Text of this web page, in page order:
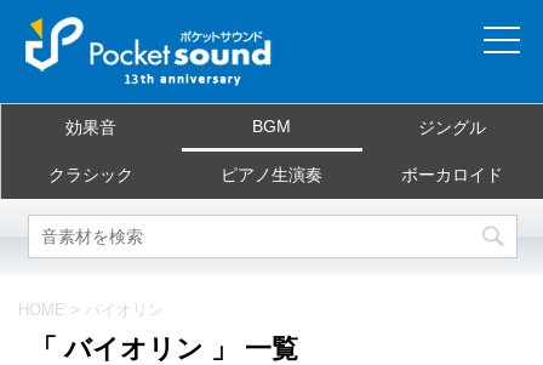
当サイトについて
ご利用規約
よくある質問
効果音 BGM ジングル
クラシック ピアノ生演奏 ボーカロイド
HOME > バイオリン
「 バイオリン 」 一覧